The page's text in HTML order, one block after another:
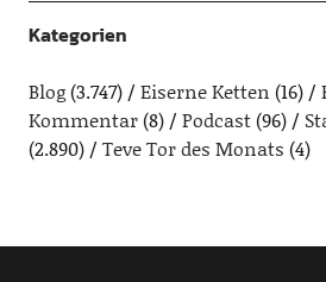
Kategorien
Blog(3.747) Eiserne Ketten (16)
Kommentar(8) Podcast(96)
(2.890)
Teve Tor des Monats (4)